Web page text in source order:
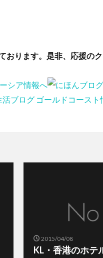
おります。是非、応援の
2015/04/08
KL・香港のホテ